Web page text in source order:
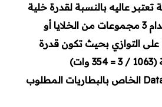
تعتبر عاليه بالنسبة لقدرة خلية
واحدة لذا يمكننا إستخدام 3 مجموعات من الخلايا أو
على التوازي بحيث تكون قدرة
وبإستخدام ال Data Sheet الخاص بالبطاريات المطلوب